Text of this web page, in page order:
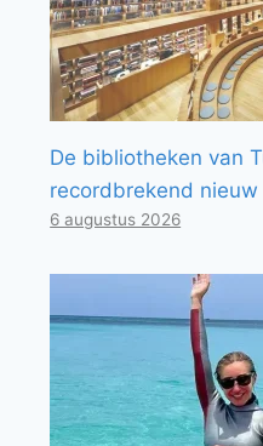
De bibliotheken van
recordbrekend
6 augustus 2026